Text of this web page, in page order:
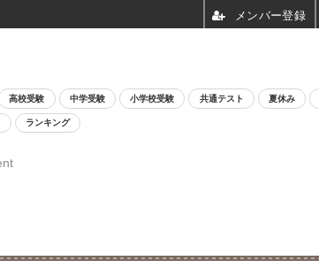
高校受験 中学受験 小学校受験 共通テスト 夏休み
ランキング